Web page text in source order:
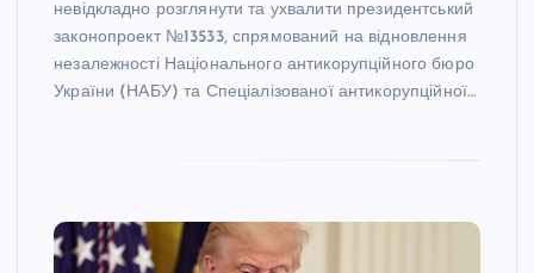
невідкладно розглянути та ухвалити президентський
законопроект №13533, спрямований на відновлення
незалежності Національного антикорупційного бюро
України (НАБУ) та Спеціалізованої антикорупційної…